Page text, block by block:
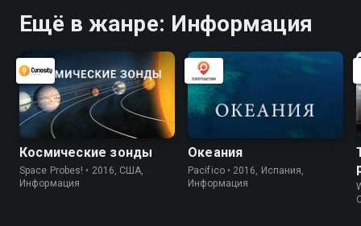
Ещё в жанре: Информация
Космические зонды
Space Probes! • 2016, США,
Информация
Океания
Pacifico • 2016, Испания,
Информация